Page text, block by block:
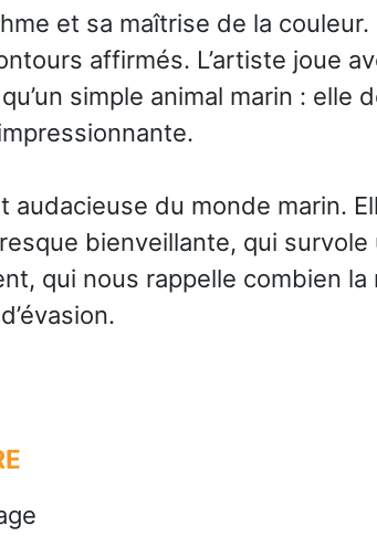
et sa maîtrise de la couleur.
affirmés. L’artiste joue
simple animal marin : elle
du monde marin.
bienveillante, qui survole
qui nous rappelle combien la